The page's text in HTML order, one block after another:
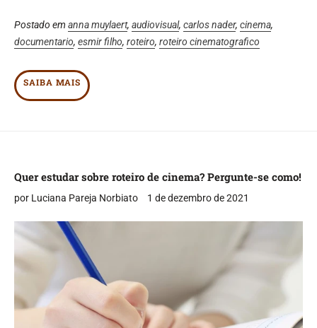
Postado em anna muylaert, audiovisual, carlos nader, cinema,
documentario, esmir filho, roteiro, roteiro cinematografico
SAIBA MAIS
Quer estudar sobre roteiro de cinema? Pergunte-se como!
por Luciana Pareja Norbiato 1 de dezembro de 2021